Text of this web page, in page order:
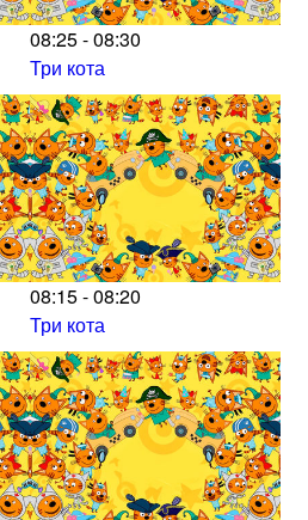
08:25 - 08:30
Три кота
08:15 - 08:20
Три кота